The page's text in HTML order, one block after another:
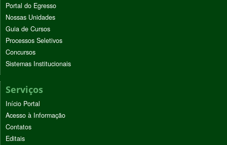
Portal do Egresso
Nossas Unidades
Guia de Cursos
Processos Seletivos
Concursos
Sistemas Institucionais
Serviços
Início Portal
Acesso à Informação
Contatos
Editais